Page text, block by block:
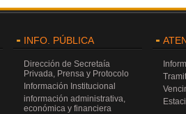
INFO. PÚBLICA
Dirección de Secretaía
Privada, Prensa y Protocolo
Información Institucional
información administrativa,
económica y financiera